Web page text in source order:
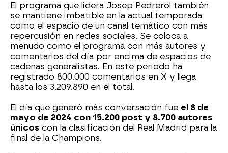
El programa que lidera Josep Pedrerol también
se mantiene imbatible en la actual temporada
como el espacio de un canal temático con más
repercusión en redes sociales. Se coloca a
menudo como el programa con más autores y
comentarios del día por encima de espacios de
cadenas generalistas. En este periodo ha
registrado 800.000 comentarios en X y llega
hasta los 3.209.890 en el total.
El día que generó más conversación fue el 8 de
mayo de 2024 con 15.200 post y 8.700 autores
únicos con la clasificación del Real Madrid para la
final de la Champions.